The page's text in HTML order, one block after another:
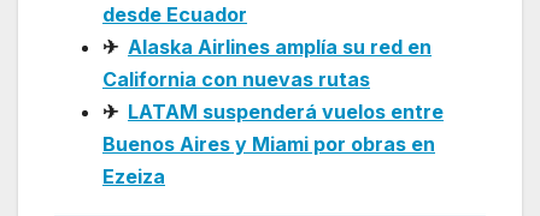
desde Ecuador
✈ Alaska Airlines amplía su red en
California con nuevas rutas
✈ LATAM suspenderá vuelos entre
Buenos Aires y Miami por obras en
Ezeiza